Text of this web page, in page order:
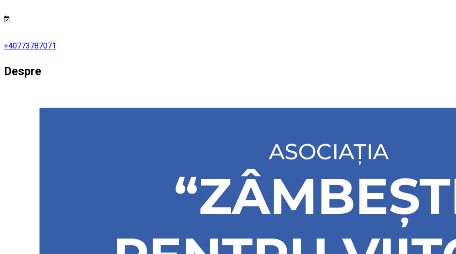
+40773787071
Despre